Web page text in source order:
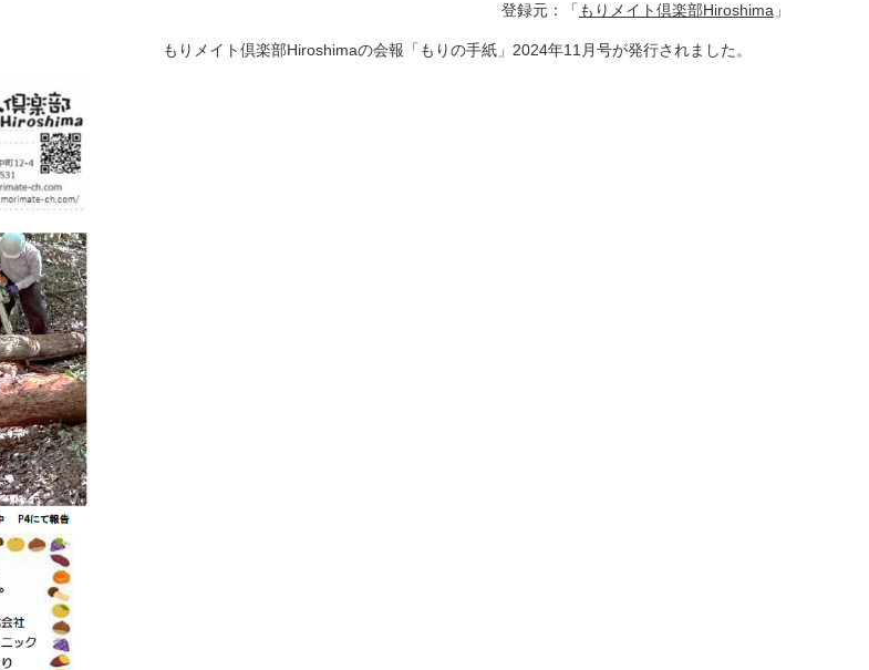
登録元：「 もりメイト倶楽部Hiroshima 」
もりメイト倶楽部Hiroshimaの会報「もりの手紙」2024年11月号が発行されました。